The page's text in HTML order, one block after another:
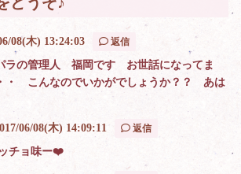
08(木) 13:24:03 返信
ラの管理人 福岡です お世話になってま
・ こんなのでいかがでしょうか？？ あは
06/08(木) 14:09:11 返信
チョ味ー❤️